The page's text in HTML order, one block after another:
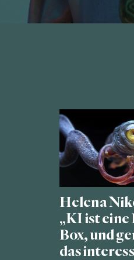
Helena
„KI ist eine
Box, und
das